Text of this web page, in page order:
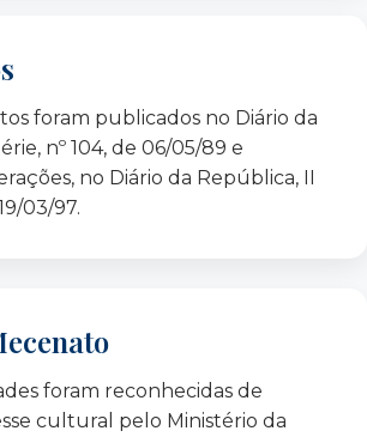
de Carvalho
Correia
Correia
Capa
Félix
Grilo
Guimarães
Lopes
foram publicados no Diário da
nº 104, de 06/05/89 e
no Diário da República, II
03/97.
foram reconhecidas de
cultural pelo Ministério da